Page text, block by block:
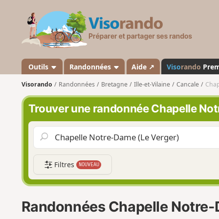
s
a
n
d
o
Outils Randonnées Aide ↗ Visorando
Visorando Randonnées Bretagne Ille-et-Vilaine Cancale
Trouver une randonnée Chapelle
Filtres NOUVEAU
Randonnées Chapelle Notre-